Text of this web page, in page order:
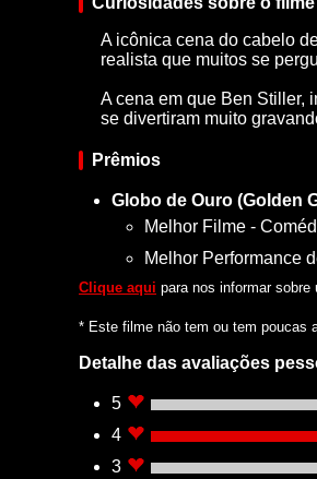
A icônica cena do cabelo
realista que muitos se
A cena em que Ben Stiller,
se divertiram muito
Prêmios
Globo de Ouro (Golden
Melhor Filme -
Melhor Performance
Clique aqui para nos informar
* Este filme não tem ou tem poucas
Detalhe das avaliações
5
4
3